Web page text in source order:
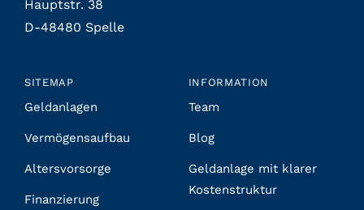
Hauptstr. 38
D-48480 Spelle
SITEMAP
Geldanlagen
Vermögensaufbau
Altersvorsorge
Finanzierung
INFORMATION
Team
Blog
Geldanlage mit klarer
Kostenstruktur